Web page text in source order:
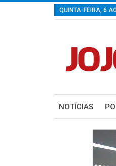
QUINTA-FEIRA, 6
NOTÍCIAS